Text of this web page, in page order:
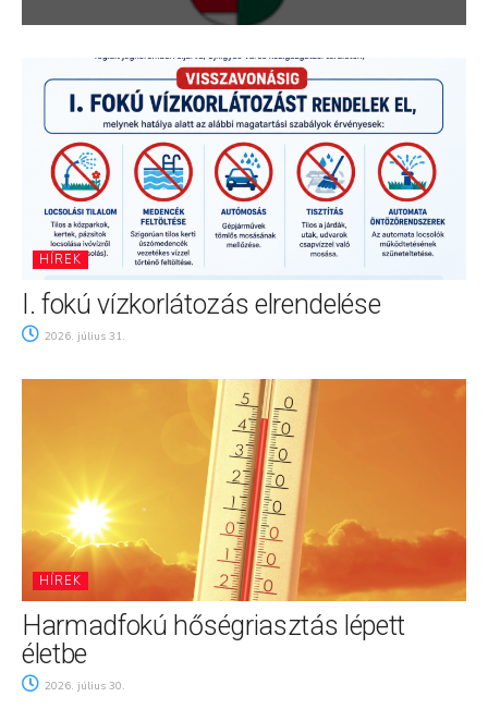
HÍREK
I. fokú vízkorlátozás elrendelése
2026. július 31.
HÍREK
Harmadfokú hőségriasztás lépett
életbe
2026. július 30.